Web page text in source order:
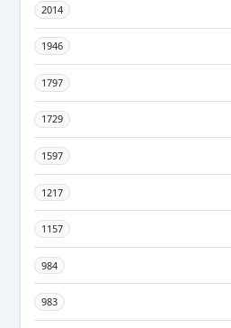
2014
1946
1797
1729
1597
1217
1157
984
983